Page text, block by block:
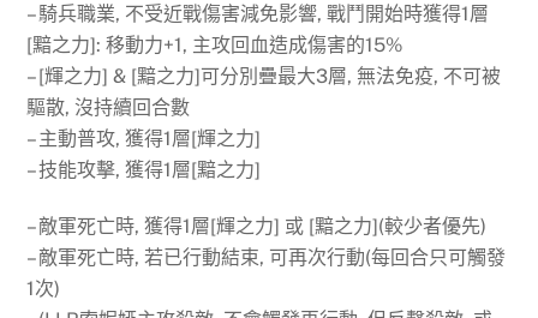
– 騎兵職業, 不受近戰傷害減免影響, 戰鬥開始時獲得1層
[黯之力]: 移動力+1, 主攻回血造成傷害的15%
– [輝之力] & [黯之力]可分別疊最大3層, 無法免疫, 不可被
驅散, 沒持續回合數
– 主動普攻, 獲得1層[輝之力]
– 技能攻擊, 獲得1層[黯之力]
– 敵軍死亡時, 獲得1層[輝之力] 或 [黯之力](較少者優先)
– 敵軍死亡時, 若已行動結束, 可再次行動(每回合只可觸發
1次)